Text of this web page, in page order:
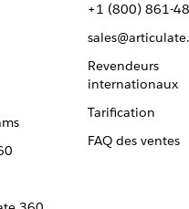
+1 (800) 861-
Revendeurs
internationaux
Tarification
FAQ des ventes